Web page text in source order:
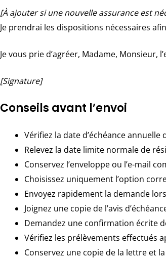
[À ajouter si une nouvelle assurance est
Je prendrai les dispositions nécessaires
Je vous prie d’agréer, Madame, Monsieur,
[Signature]
Conseils avant l’envoi
Vérifiez la date d’échéance annuelle
Relevez la date limite normale de
Conservez l’enveloppe ou l’e-mail
Choisissez uniquement l’option
Envoyez rapidement la demande
Joignez une copie de l’avis
Demandez une confirmation écrite
Vérifiez les prélèvements effectués
Conservez une copie de la lettre et